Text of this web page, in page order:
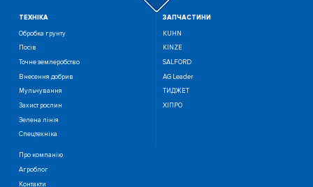
ТЕХНIКА
Обробка грунту
Посiв
Точне землеробство
Внесення добрив
Мульчування
Захист рослин
Зелена лінія
Спецтехніка
ЗАПЧАСТИНИ
KUHN
KINZE
SALFORD
AG Leader
ТИДЖЕТ
ХІПРО
Про компанію
Агроблог
Контакти